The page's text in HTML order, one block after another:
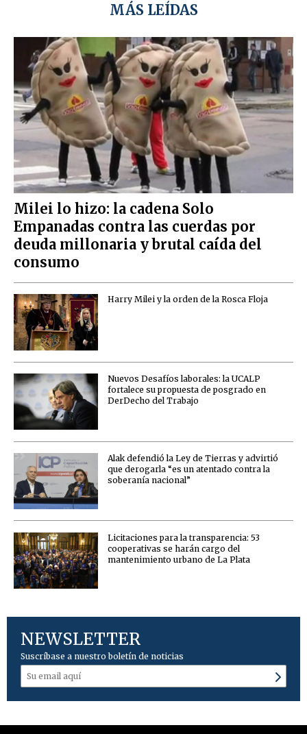
MÁS LEÍDAS
Milei lo hizo: la cadena Solo
Empanadas contra las cuerdas por
deuda millonaria y brutal caída del
consumo
Harry Milei y la orden de la Rosca Floja
Nuevos Desafíos laborales: la UCALP
fortalece su propuesta de posgrado en
DerDecho del Trabajo
Alak defendió la Ley de Tierras y advirtió
que derogarla “es un atentado contra la
soberanía nacional”
Licitaciones para la transparencia: 53
cooperativas se harán cargo del
mantenimiento urbano de La Plata
NEWSLETTER
Suscríbase a nuestro boletín de noticias